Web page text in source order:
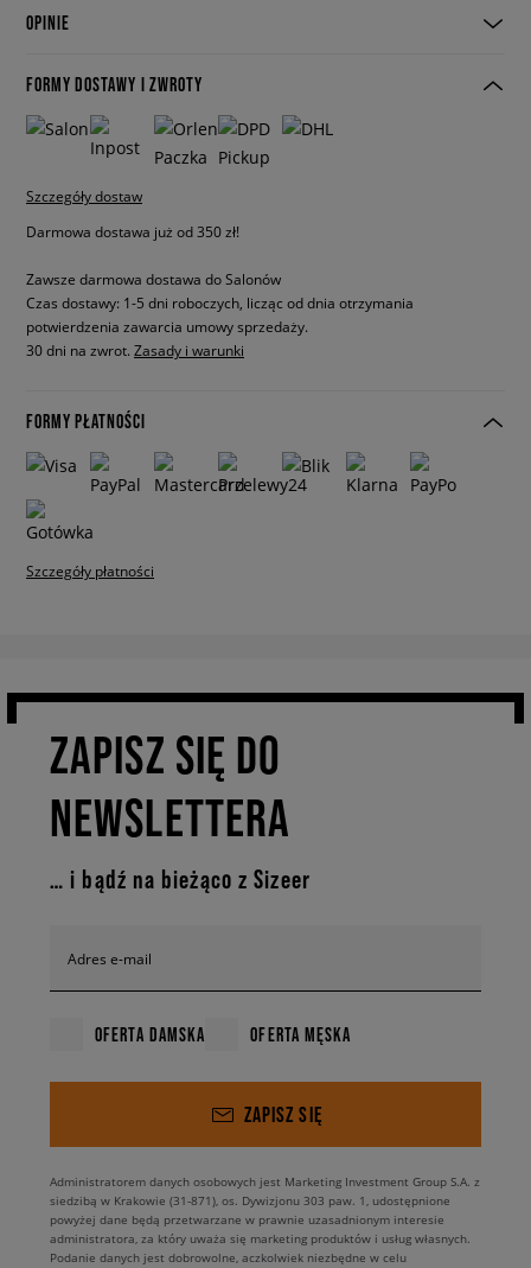
OPINIE
FORMY DOSTAWY I ZWROTY
Szczegóły dostaw
Darmowa dostawa już od 350 zł!
Zawsze darmowa dostawa do Salonów
Czas dostawy: 1-5 dni roboczych, licząc od dnia otrzymania
potwierdzenia zawarcia umowy sprzedaży.
30 dni na zwrot. Zasady i warunki
FORMY PŁATNOŚCI
Szczegóły płatności
ZAPISZ SIĘ DO
NEWSLETTERA
… i bądź na bieżąco z Sizeer
Adres e-mail
OFERTA DAMSKA OFERTA MĘSKA
ZAPISZ SIĘ
Administratorem danych osobowych jest Marketing Investment Group S.A. z
siedzibą w Krakowie (31-871), os. Dywizjonu 303 paw. 1, udostępnione
powyżej dane będą przetwarzane w prawnie uzasadnionym interesie
administratora, za który uważa się marketing produktów i usług własnych.
Podanie danych jest dobrowolne, aczkolwiek niezbędne w celu